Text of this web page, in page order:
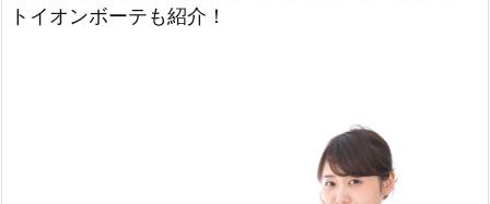
トイオンボーテも紹介！